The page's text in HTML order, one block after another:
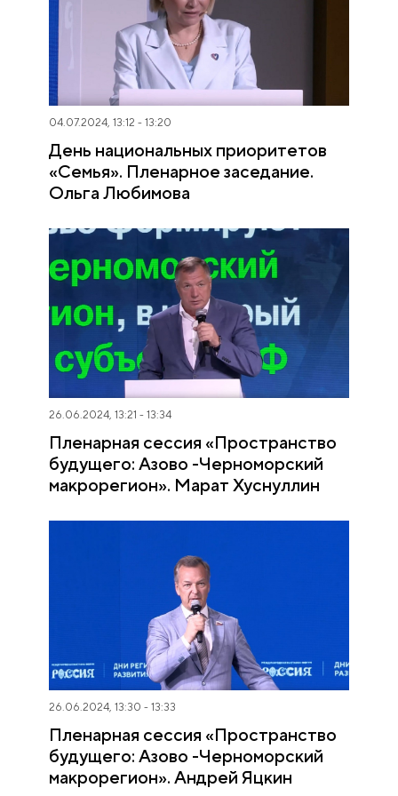
04.07.2024, 13:12 - 13:20
День национальных приоритетов
«Семья». Пленарное заседание.
Ольга Любимова
26.06.2024, 13:21 - 13:34
Пленарная сессия «Пространство
будущего: Азово -Черноморский
макрорегион». Марат Хуснуллин
26.06.2024, 13:30 - 13:33
Пленарная сессия «Пространство
будущего: Азово -Черноморский
макрорегион». Андрей Яцкин